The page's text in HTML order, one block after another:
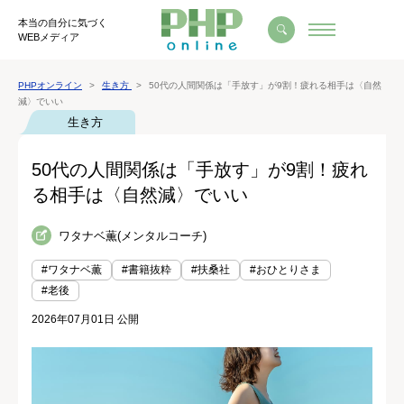
本当の自分に気づく
WEBメディア
PHPオンライン 生き方
50代の人間関係は「手放す」が9割！疲れる相手は〈自然
減〉でいい
生き方
50代の人間関係は「手放す」が9割！疲れ
る相手は〈自然減〉でいい
ワタナベ薫(メンタルコーチ)
#ワタナベ薫 #書籍抜粋 #扶桑社
#おひとりさま
#老後
2026年07月01日 公開